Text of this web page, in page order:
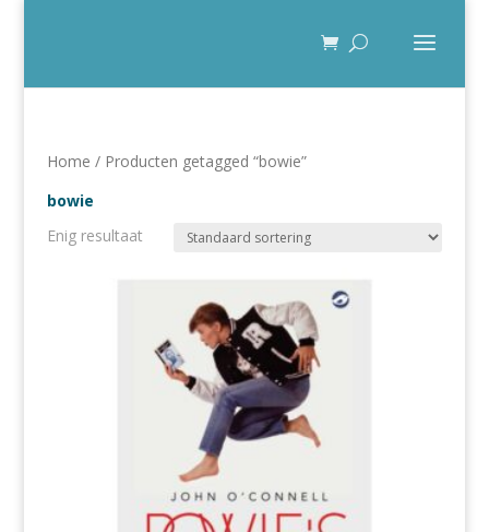
Home / Producten getagged “bowie”
bowie
Enig resultaat